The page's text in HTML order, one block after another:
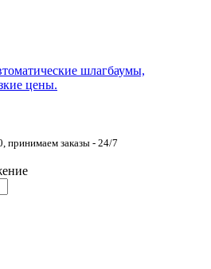
, принимаем заказы - 24/7